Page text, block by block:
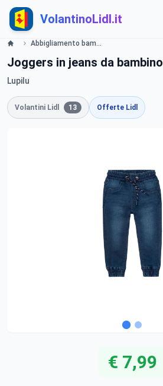
VolantinoLidl.it
Abbigliamento bambini Lidl
Joggers in jeans da bambino
Lupilu
Volantini Lidl 13 Offerte Lidl
€ 7,99